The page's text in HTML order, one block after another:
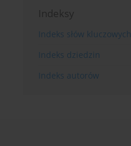
Indeksy
Indeks słów kluczowych
Indeks dziedzin
Indeks autorów